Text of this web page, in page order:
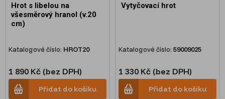
Hrot s libelou na
všesměrový hranol (v.20
cm)
Katalogové číslo: HROT20
1 890 Kč (bez DPH)
Přidat do košíku
Vytyčovací hrot
Katalogové číslo: 59009025
1 330 Kč (bez DPH)
Přidat do košíku